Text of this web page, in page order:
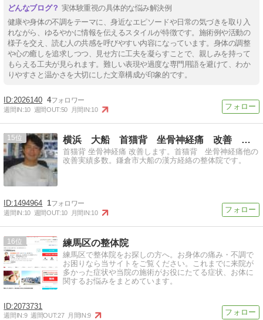
実体験重視の具体的な悩み解決例
健康や身体の不調をテーマに、身近なエピソードや日常の気づきを取り入
れながら、ゆるやかに情報を伝えるスタイルが特徴です。施術例や活動の
様子を交え、読む人の共感を呼びやすい内容になっています。身体の調整
や心の癒しを追求しつつ、見せ方に工夫を凝らすことで、親しみを持って
もらえる工夫が見られます。難しい表現や過度な専門用語を避けて、わか
りやすさと温かさを大切にした文章構成が印象的です。
2026140 4
週間IN:10 週間OUT:50 月間IN:10
15 横浜 大船 首猫背 坐骨神経痛 改善 整体院 SS寿
首猫背 坐骨神経痛 改善します。首猫背 坐骨神経痛他の
改善実績多数。鎌倉市大船の漢方経絡の整体院です。
1494964 1
週間IN:10 週間OUT:10 月間IN:10
16 練馬区の整体院
練馬区で整体院をお探しの方へ。お身体の痛み・不調で
お困りなら当サイトをご覧ください。これまでに来院が
多かった症状や当院の施術がお役にたてる症状、お体に
関するお悩みをまとめています。
2073731
週間IN:9 週間OUT:27 月間IN:9